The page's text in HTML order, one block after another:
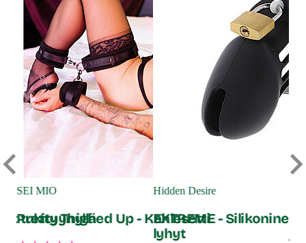
tukityynyllä
SEI MIO
Pretty Thighed Up - Kahlesetti
Hidden Desire
EXTREME - Silikoninen
lyhyt